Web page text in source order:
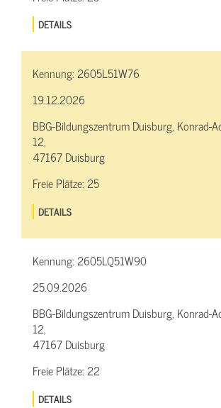
DETAILS
Kennung:2605L51W76
19.12.2026
BBG-Bildungszentrum Duisburg, Konrad-
12,
47167 Duisburg
Freie Plätze:25
DETAILS
Kennung:2605LQ51W90
25.09.2026
BBG-Bildungszentrum Duisburg, Konrad-
12,
47167 Duisburg
Freie Plätze:22
DETAILS